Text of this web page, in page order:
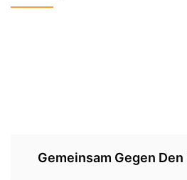
Gemeinsam Gegen